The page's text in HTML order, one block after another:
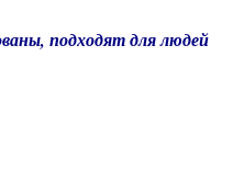
подходят для людей